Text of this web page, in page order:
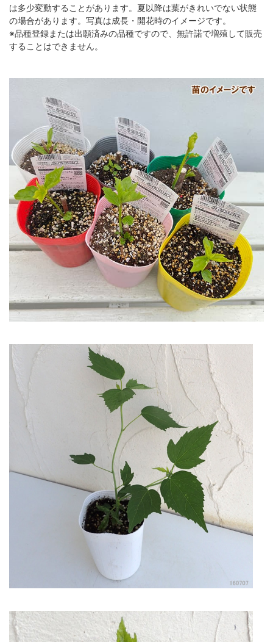
は多少変動することがあります。夏以降は葉がきれいでない状態
の場合があります。写真は成長・開花時のイメージです。
※品種登録または出願済みの品種ですので、無許諾で増殖して販売
することはできません。